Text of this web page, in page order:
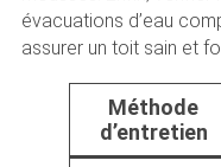
évacuations d’eau
assurer un toit sain et
Méthode
d’entretien